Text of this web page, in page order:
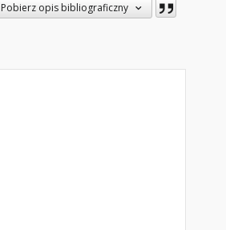
Pobierz opis bibliograficzny